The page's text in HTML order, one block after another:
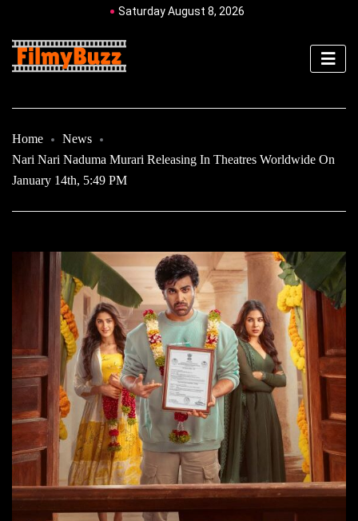
Saturday August 8, 2026
Home
News
Nari Nari Naduma Murari Releasing In Theatres Worldwide On
January 14th, 5:49 PM